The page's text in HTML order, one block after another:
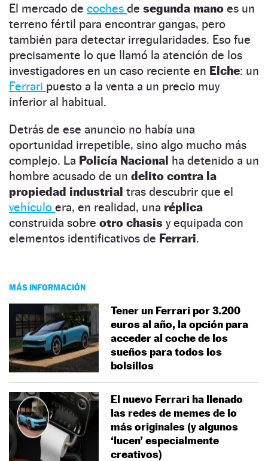
El mercado de coches de segunda mano es un
terreno fértil para encontrar gangas, pero
también para detectar irregularidades. Eso fue
precisamente lo que llamó la atención de los
investigadores en un caso reciente en Elche: un
Ferrari puesto a la venta a un precio muy
inferior al habitual.
Detrás de ese anuncio no había una
oportunidad irrepetible, sino algo mucho más
complejo. La Policía Nacional ha detenido a un
hombre acusado de un delito contra la
propiedad industrial tras descubrir que el
vehículo era, en realidad, una réplica
construida sobre otro chasis y equipada con
elementos identificativos de Ferrari.
MÁS INFORMACIÓN
Tener un Ferrari por 3.200
euros al año, la opción para
acceder al coche de los
sueños para todos los
bolsillos
El nuevo Ferrari ha llenado
las redes de memes de lo
más originales (y algunos
‘lucen’ especialmente
creativos)